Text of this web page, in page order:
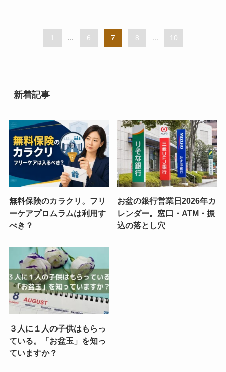
1 ... 6 7 8 ... 10
新着記事
無料保険のカラクリ。フリ
ーケアプロムラムは利用す
べき？
お盆の銀行営業日2026年カ
レンダー。窓口・ATM・振
込の落とし穴
３人に１人の子供はもらっ
ている。「お盆玉」を知っ
ていますか？